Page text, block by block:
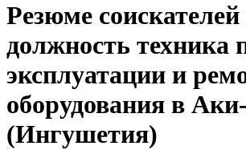
Резюме соискателей
должность техника
эксплуатации и
оборудования в
(Ингушетия)